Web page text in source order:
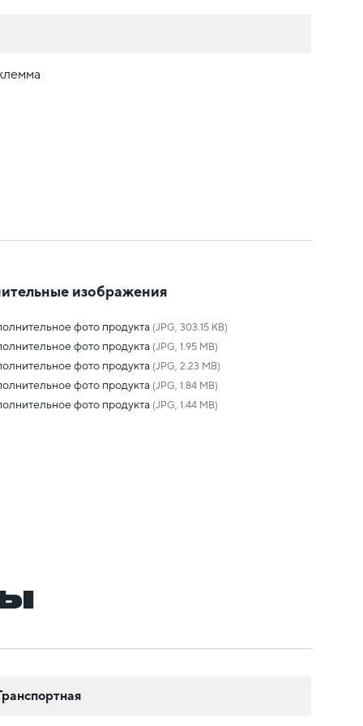
изображения
фото продукта (JPG, 303.15 KB)
фото продукта (JPG, 1.95 MB)
фото продукта (JPG, 2.23 MB)
фото продукта (JPG, 1.84 MB)
фото продукта (JPG, 1.44 MB)